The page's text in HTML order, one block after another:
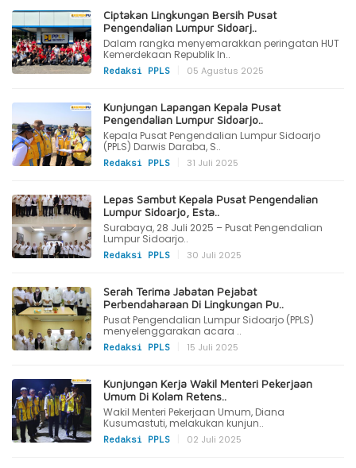
Ciptakan Lingkungan Bersih Pusat
Pengendalian Lumpur Sidoarj..
Dalam rangka menyemarakkan peringatan HUT
Kemerdekaan Republik In..
Redaksi PPLS 05 Agustus 2025
Kunjungan Lapangan Kepala Pusat
Pengendalian Lumpur Sidoarjo..
Kepala Pusat Pengendalian Lumpur Sidoarjo
(PPLS) Darwis Daraba, S..
Redaksi PPLS 31 Juli 2025
Lepas Sambut Kepala Pusat Pengendalian
Lumpur Sidoarjo, Esta..
Surabaya, 28 Juli 2025 – Pusat Pengendalian
Lumpur Sidoarjo..
Redaksi PPLS 30 Juli 2025
Serah Terima Jabatan Pejabat
Perbendaharaan Di Lingkungan Pu..
Pusat Pengendalian Lumpur Sidoarjo (PPLS)
menyelenggarakan acara ..
Redaksi PPLS 15 Juli 2025
Kunjungan Kerja Wakil Menteri Pekerjaan
Umum Di Kolam Retens..
Wakil Menteri Pekerjaan Umum, Diana
Kusumastuti, melakukan kunjun..
Redaksi PPLS 02 Juli 2025